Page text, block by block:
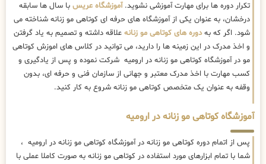
تکرار دوره ها برای مهارت آموزشی نشوید.آموزشگاه عریس با سال ها سابقه
درخشان، به عنوان یکی از آموزشگاه های حرفه ای کوتاهی مو زنانه شناخته می
شود. اگر که بهدوره های کوتاهی مو زنانه علاقه داشته و تصمیم به یاد گرفتن
و اخذ مدرک در این زمینه ها را دارید، می توانید در کلاس های اموزش کوتاهی
مو در آموزشگاه کوتاهی مو زنانه در ارومیه شرکت نموده و پس از یادگیری و
کسب مهارت با اخذ مدرک معتبر و جهانی از سازمان فنی و حرفه ای، بدون
وقفه به عنوان یک متخصص کوتاهی مو زنانه شروع به کار کنید.
آموزشگاه کوتاهی مو زنانه در ارومیه
پس از اتمام دوره کوتاهی مو زنانه در آموزشگاه کوتاهی مو زنانه در ارومیه ،
شما با تمام ابزارهای مورد استفاده در کوتاهی مو زنانه به صورت کاملا عملی با